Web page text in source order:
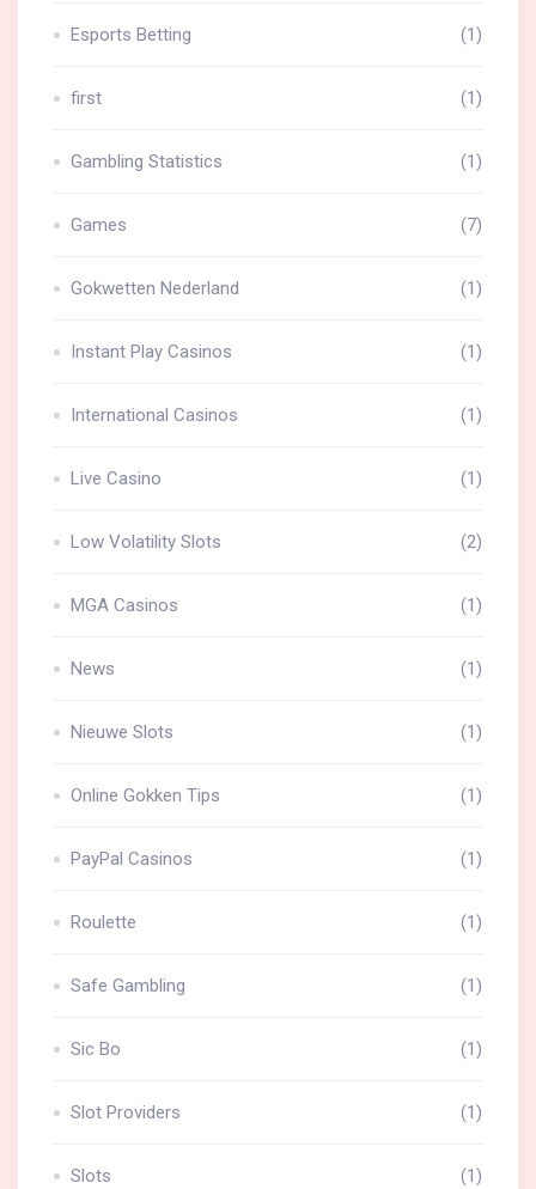
Esports Betting (1)
first (1)
Gambling Statistics (1)
Games (7)
Gokwetten Nederland (1)
Instant Play Casinos (1)
International Casinos (1)
Live Casino (1)
Low Volatility Slots (2)
MGA Casinos (1)
News (1)
Nieuwe Slots (1)
Online Gokken Tips (1)
PayPal Casinos (1)
Roulette (1)
Safe Gambling (1)
Sic Bo (1)
Slot Providers (1)
Slots (1)